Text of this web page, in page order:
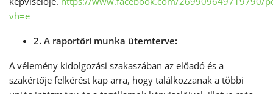
vh=e
2. A raportőri munka ütemterve:
A vélemény kidolgozási szakaszában az előadó és a
szakértője felkérést kap arra, hogy találkozzanak a többi